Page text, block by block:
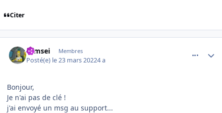
Citer
symsei Membres
Posté(e) le 23 mars 20224 a
Bonjour,
Je n'ai pas de clé !
j'ai envoyé un msg au support...